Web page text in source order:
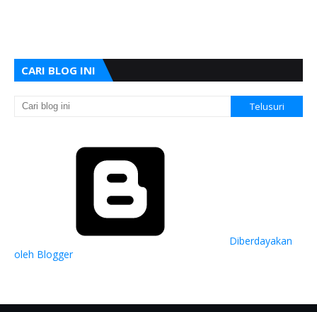
CARI BLOG INI
Diberdayakan
oleh Blogger